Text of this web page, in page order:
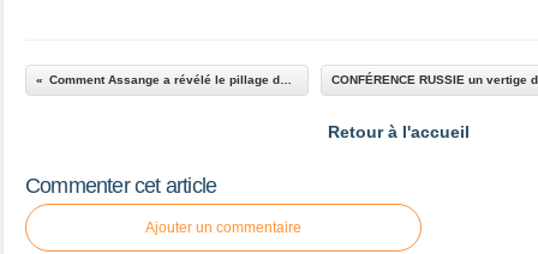
Retour à l'accueil
Commenter cet article
Ajouter un commentaire